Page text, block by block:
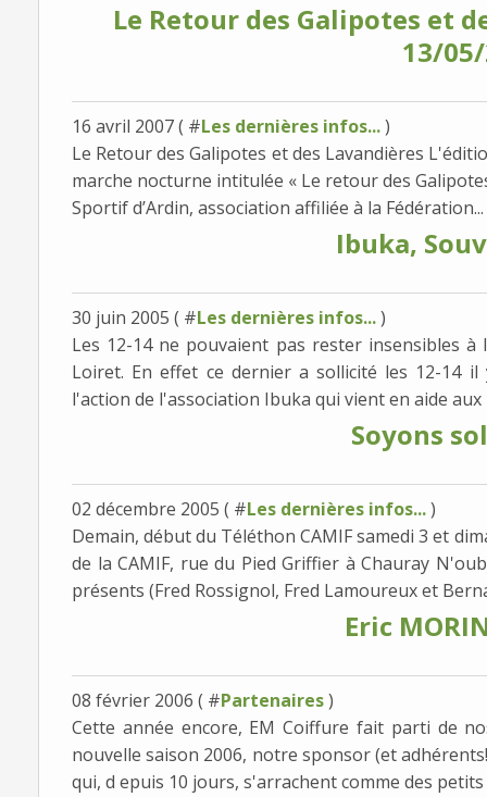
Le Retour des Galipotes et
13/
16 avril 2007 ( #Les dernières infos...)
Le Retour des Galipotes et des Lavandières
marche nocturne intitulée « Le retour des
Sportif d’Ardin, association affiliée à la Fédération...
Ibuka,
30 juin 2005 ( #Les dernières infos...)
Les 12-14 ne pouvaient pas rester insensibles
Loiret. En effet ce dernier a sollicité les 12-14
l'action de l'association Ibuka qui vient en aide aux
Soyons
02 décembre 2005 ( #Les dernières infos...)
Demain, début du Téléthon CAMIF samedi 3 et
de la CAMIF, rue du Pied Griffier à Chauray
présents (Fred Rossignol, Fred Lamoureux et
Eric
08 février 2006 ( #Partenaires)
Cette année encore, EM Coiffure fait parti de
nouvelle saison 2006, notre sponsor (et
qui, d epuis 10 jours, s'arrachent comme des petits